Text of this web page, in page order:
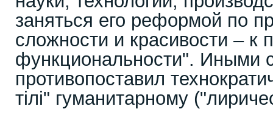
заняться его реформой по
сложности и красивости – к
функциональности". Иными
противопоставил
тiлi" гуманитарному